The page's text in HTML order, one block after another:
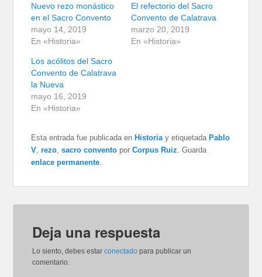
Nuevo rezo monástico
en el Sacro Convento
mayo 14, 2019
En «Historia»
El refectorio del Sacro
Convento de Calatrava
marzo 20, 2019
En «Historia»
Los acólitos del Sacro
Convento de Calatrava
la Nueva
mayo 16, 2019
En «Historia»
Esta entrada fue publicada en Historia y etiquetada Pablo
V ,rezo ,sacro convento porCorpus Ruiz . Guarda
enlace permanente
Deja una respuesta
Lo siento, debes estarconectado para publicar un
comentario.